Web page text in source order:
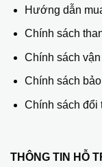
Hướng dẫn
Chính sách
Chính sách
Chính sách
Chính sách đổi
THÔNG TIN HỖ